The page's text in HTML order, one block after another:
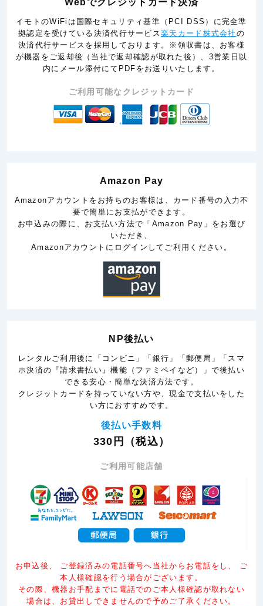
イモトのWiFiは国際セキュリティ基準（PCI DSS）に完全準
拠認定を受けている決済代行サービス楽天カード株式会社 の
決済代行サービスを採用しております。※領収書は、お客様
が機器をご返却後（当社で返却確認が取れた後）、3営業日以
内にメール添付にてPDFをお送りいたします。
ご利用可能なクレジットカード
Amazon Pay
Amazonアカウントをお持ちのお客様は、カード番号の入力不
要で簡単にお支払ができます。
お申込みの際に、お支払い方法で「Amazon Pay」をお選び
いただき、
Amazonアカウントにログインしてご利用ください。
NP後払い
レンタルご利用後に「コンビニ」「銀行」「郵便局」「スマ
ホ決済の『請求書払い』機能（ファミペイなど）」で後払い
できる安心・簡単な決済方法です。
クレジットカードを持っていない方や、現金で支払いをした
い方におすすめです。
後払い手数料
330円（税込）
ご利用可能店舗
お申込後、 ご登録済みの電話番号へ当社からお電話をし、 ご
本人様確認を行う場合がございます。
その際、機器お手配までに電話でのご本人様確認が取れない
場合は、お貸出しできませんので予めご了承ください。